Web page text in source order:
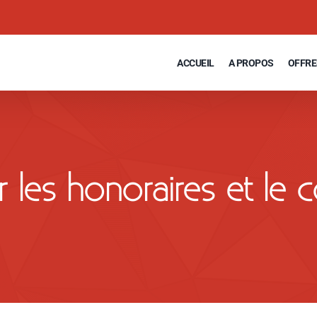
ACCUEIL A PROPOS
les honoraires et le